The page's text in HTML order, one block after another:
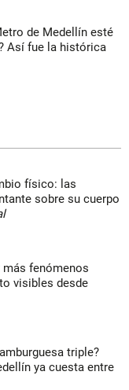
de Medellín esté
Así fue la histórica
físico: las
sobre su cuerpo
más fenómenos
visibles desde
triple?
ya cuesta entre